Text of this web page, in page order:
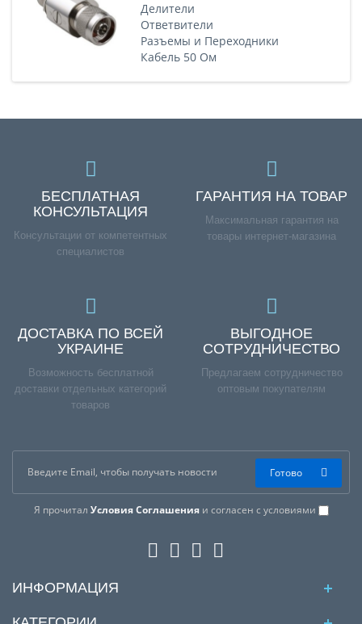
Делители
Ответвители
Разъемы и Переходники
Кабель 50 Ом
БЕСПЛАТНАЯ
КОНСУЛЬТАЦИЯ
Консультации от компетентных
специалистов
ГАРАНТИЯ НА ТОВАР
Максимальная гарантия на
товары интернет-магазина
ДОСТАВКА ПО ВСЕЙ
УКРАИНЕ
Возможность бесплатной
доставки отдельных категорий
товаров
ВЫГОДНОЕ
СОТРУДНИЧЕСТВО
Предлагаем сотрудничество
оптовым покупателям
Я прочитал Условия Соглашенияи согласен с условиями
Готово
ИНФОРМАЦИЯ